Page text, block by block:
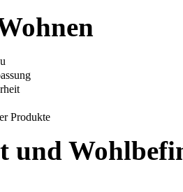
Produkte
und